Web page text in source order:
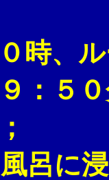
ルー
０分
浸か